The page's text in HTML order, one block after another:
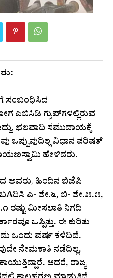
ಸಂಬಂಧಿಸಿದ
ಎಬಿಸಿಡಿ ಗ್ರುಪ್‌ಗಳಲ್ಲಿರುವ
ಛಲವಾದಿ ಸಮುದಾಯಕ್ಕೆ
ಒಪ್ಪುವುದಿಲ್ಲ ವಿಧಾನ ಪರಿಷತ್
ಹೇಳಿದರು.
ಅವರು, ಹಿಂದಿನ ಬಿಜೆಪಿ
ಎ- ಶೇ.೬, ಬಿ- ಶೇ.೫.೫,
ರಷ್ಟು ಮೀಸಲಾತಿ ನಿಗದಿ
ಒಪ್ಪಿತ್ತು. ಈ ಕುರಿತು
ಒಂದು ವರ್ಷ ಕಳೆದಿದೆ.
ನೇಮಕಾತಿ ನಡೆದಿಲ್ಲ.
ಆದರೆ, ರಾಜ್ಯ